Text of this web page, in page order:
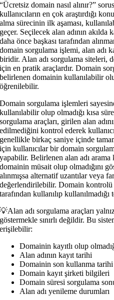
“Ücretsiz domain nasıl alınır?”
kullanıcıların en çok araştırdığı
alma sürecinin ilk aşaması,
geçer. Seçilecek alan adının
daha önce başkası tarafından
domain sorgulama işlemi, alan adı
biridir. Alan adı sorgulama siteleri,
için en pratik araçlardır. Domain
belirlenen domainin kullanılabilir
öğrenilebilir.
Domain sorgulama işlemleri
kullanılabilir olup olmadığı kısa
sorgulama araçları, girilen alan
edilmediğini kontrol ederek
genellikle birkaç saniye içinde
için kullanıcılar bir domain
yapabilir. Belirlenen alan adı arama
domainin müsait olup olmadığını
alınmışsa alternatif uzantılar veya
değerlendirilebilir. Domain kontrolü
tarafından kullanılıp kullanılmadığı
💡Alan adı sorgulama araçları
göstermekle sınırlı değildir. Bu
erişilebilir:
Domainin kayıtlı olup
Alan adının kayıt tarihi
Domainin son kullanma tarihi
Domain kayıt şirketi bilgileri
Domain süresi sorgulama
Alan adı yenileme durumları